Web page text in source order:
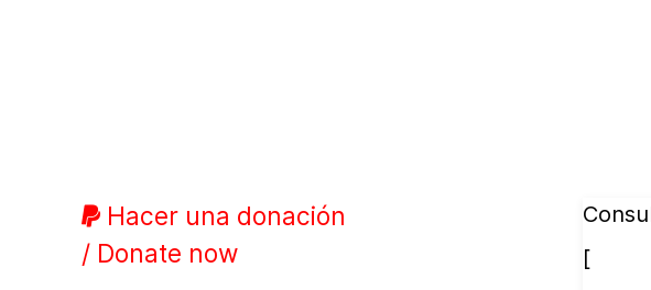
Hacer una donación
/ Donate now
[